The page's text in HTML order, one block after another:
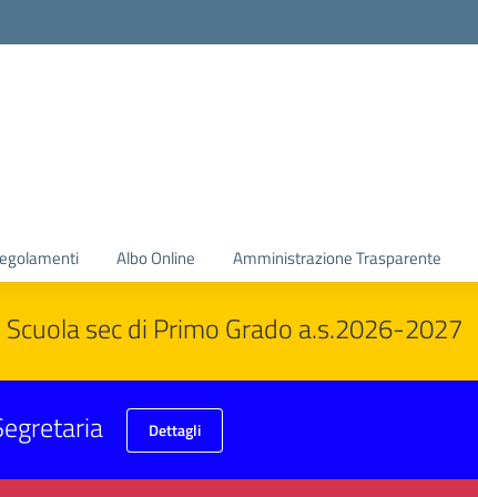
Albo Online Amministrazione Trasparente
sec di Primo Grado a.s.2026-2027
Dettagli